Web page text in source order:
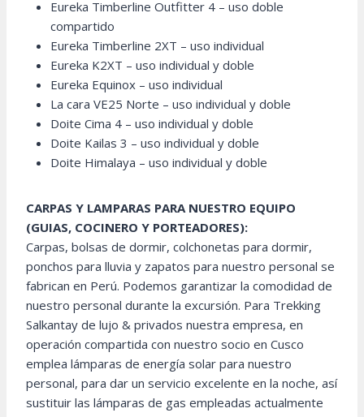
Eureka Timberline Outfitter 4 – uso doble
compartido
Eureka Timberline 2XT – uso individual
Eureka K2XT – uso individual y doble
Eureka Equinox – uso individual
La cara VE25 Norte – uso individual y doble
Doite Cima 4 – uso individual y doble
Doite Kailas 3 – uso individual y doble
Doite Himalaya – uso individual y doble
CARPAS Y LAMPARAS PARA NUESTRO EQUIPO
(GUIAS, COCINERO Y PORTEADORES):
Carpas, bolsas de dormir, colchonetas para dormir,
ponchos para lluvia y zapatos para nuestro personal se
fabrican en Perú. Podemos garantizar la comodidad de
nuestro personal durante la excursión. Para Trekking
Salkantay de lujo & privados nuestra empresa, en
operación compartida con nuestro socio en Cusco
emplea lámparas de energía solar para nuestro
personal, para dar un servicio excelente en la noche, así
sustituir las lámparas de gas empleadas actualmente